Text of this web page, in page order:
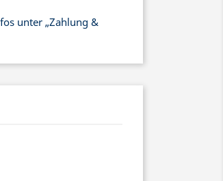
unter „Zahlung &